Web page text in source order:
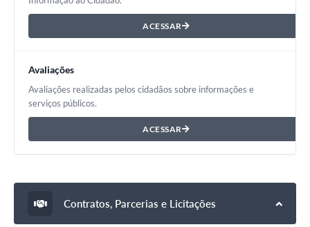
ACESSAR
Avaliações
Avaliações realizadas pelos cidadãos sobre informações e
serviços públicos.
ACESSAR
Contratos, Parcerias e Licitações